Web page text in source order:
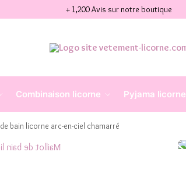
+ 1,200 Avis sur notre boutique
Combinaison licorne Pyjama licorne
bain licorne arc-en-ciel chamarré